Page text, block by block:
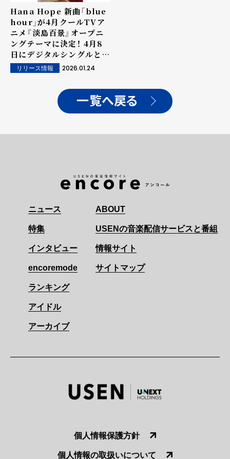
Hana Hope 新曲「blue
hour」が4月クールTVア
ニメ『淡島百景』オープニ
ングテーマに決定！ 4月8
日にデジタルシングルとし
てリリース!!
リリース情報 2026.01.24
一覧へ戻る
ニュース
特集
インタビュー
encoremode
ランキング
アイドル
アーカイブ
ABOUT
USENの音楽配信サービスと番組
情報サイト
サイトマップ
個人情報保護方針
個人情報の取扱いについて